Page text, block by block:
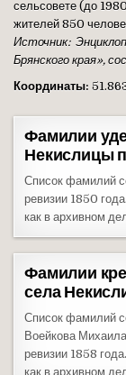
сельсовете (до
жителей 850
Источник:
Брянского края»,
Координаты:
Фамилии
Некислицы
Список фамилий
ревизии 1850
как в архивном
Фамилии
села
Список фамилий
Воейкова
ревизии 1858
как в архивном